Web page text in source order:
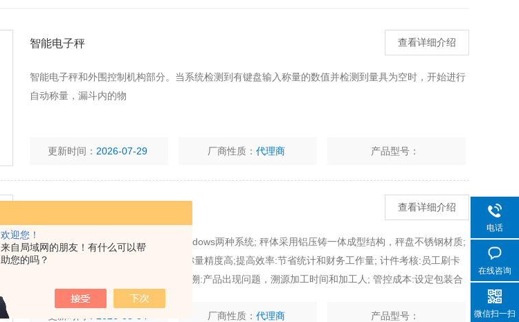
欢迎您！
来自局域网的朋友！有什么可以帮
助您的吗？
智能电子秤 查看详细介绍
智能电子秤和外围控制机构部分。当系统检测到有键盘输入称量的数值并检测到量具为空时，开始进行
自动称量，漏斗内的物
更新时间： 2026-07-29 厂商性质：代理商 产品型号：
查看详细介绍
食品安全溯源电子秤 支持Android/Windows两种系统; 秤体采用铝压铸一体成型结构，秤盘不锈钢材质;
工业高精度称重传感器及称重模块，称量精度高;提高效率:节省统计和财务工作量; 计件考核:员工刷卡
称重，自动累计员工计件数量; 事后追溯:产品出现问题，溯源加工时间和加工人; 管控成本:设定包装合
格重量，避免员工多装少装;
厂商性质：代理商 产品型号：
电话
在线咨询
微信扫一扫